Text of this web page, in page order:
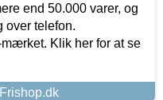
end 50.000 varer, og
over telefon.
Klik her for at se